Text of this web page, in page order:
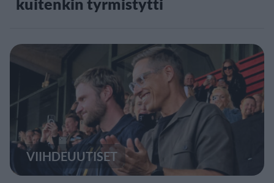
VIIHDEUUTISET